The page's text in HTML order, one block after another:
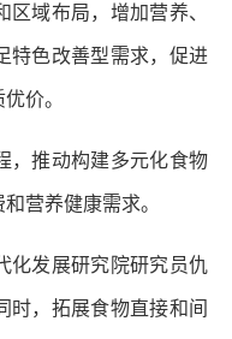
域布局，增加营养、
特色改善型需求，促进
价。
推动构建多元化食物
营养健康需求。
发展研究院研究员仇
时，拓展食物直接和间